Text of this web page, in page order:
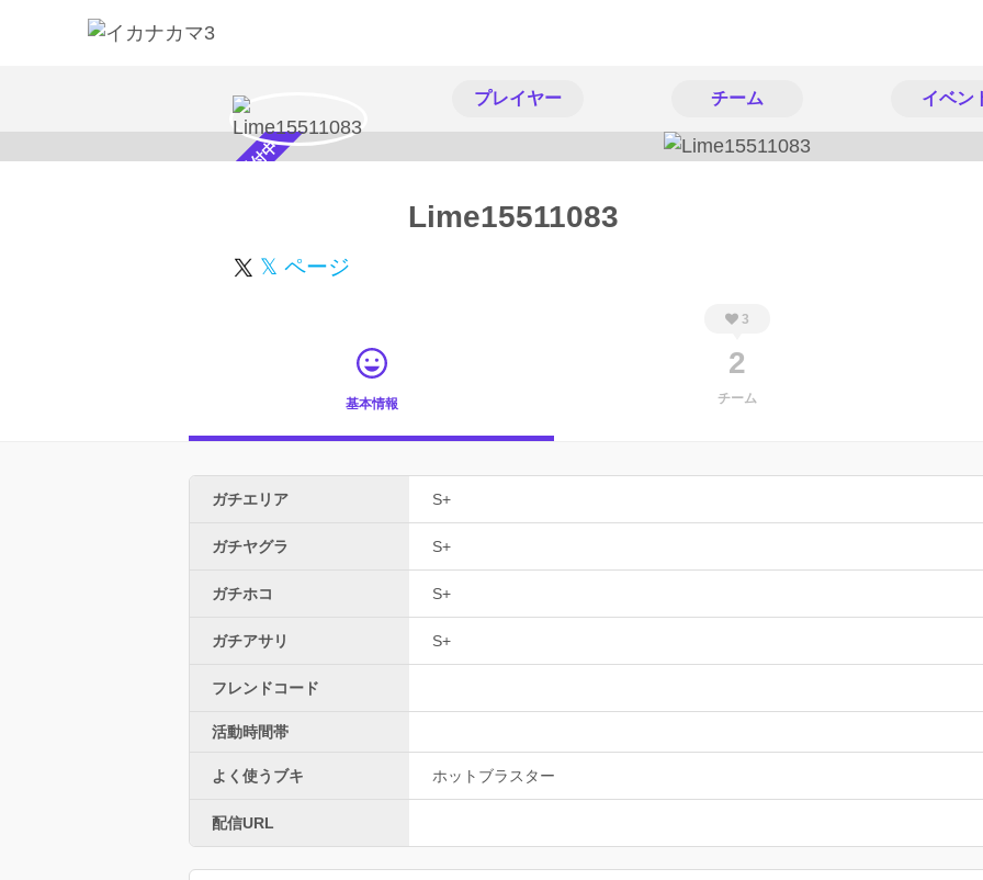
プレイヤー チーム イベン
スカウト受付中 Lime15511083
𝕏 ページ
基本情報
3
2
チーム
ガチエリア S+
ガチヤグラ S+
ガチホコ S+
ガチアサリ S+
フレンドコード
活動時間帯
よく使うブキ ホットブラスター
配信URL